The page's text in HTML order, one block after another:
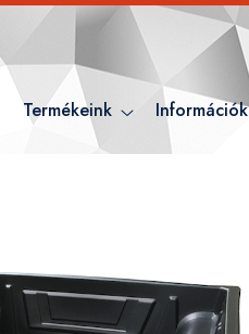
Termékeink Információk